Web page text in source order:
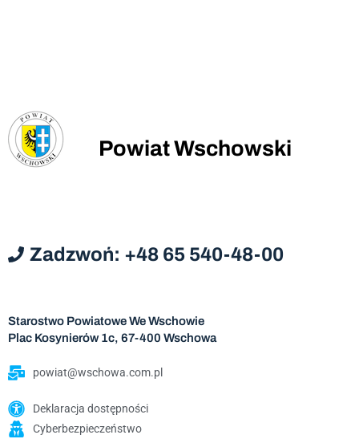
Powiat Wschowski
Zadzwoń: +48 65 540-48-00
Starostwo Powiatowe We Wschowie
Plac Kosynierów 1c, 67-400 Wschowa
powiat@wschowa.com.pl
Deklaracja dostępności
Cyberbezpieczeństwo